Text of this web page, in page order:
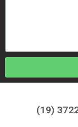
(19)